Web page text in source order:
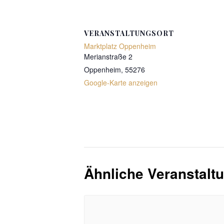
VERANSTALTUNGSORT
Marktplatz Oppenheim
Merianstraße 2
Oppenheim, 55276
Google-Karte anzeigen
Ähnliche